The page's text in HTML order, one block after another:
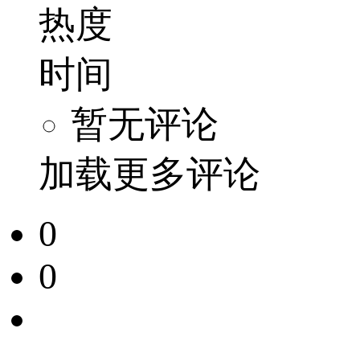
热度
时间
暂无评论
加载更多评论
0
0